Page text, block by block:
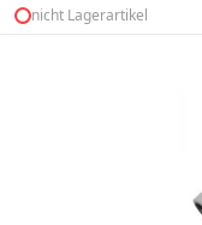
nicht Lagerartikel